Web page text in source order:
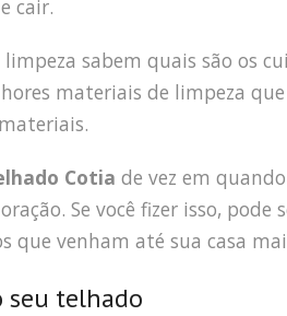
cair.
sabem quais são os
materiais de limpeza
Cotia de vez em
Se você fizer isso, pode
venham até sua casa
seu telhado